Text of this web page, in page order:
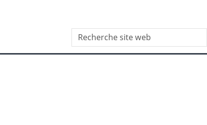
Recherche
site
web